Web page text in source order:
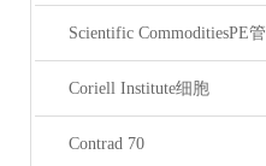
Scientific CommoditiesPE管
Coriell Institute细胞
Contrad 70